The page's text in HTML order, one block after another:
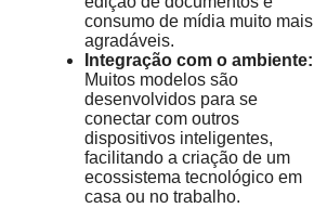
consumo de mídia muito mais
agradáveis.
Integração com o ambiente:
Muitos modelos são
desenvolvidos para se
conectar com outros
dispositivos inteligentes,
facilitando a criação de um
ecossistema tecnológico em
casa ou no trabalho.